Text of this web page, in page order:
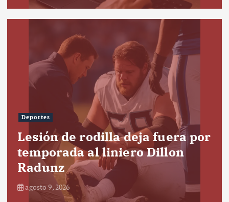
Deportes
Lesión de rodilla deja fuera por
temporada al liniero Dillon
Radunz
agosto 9, 2026